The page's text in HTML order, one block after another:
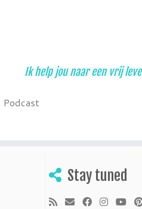
Ik help jou naar een vrij
Podcast
Stay tuned